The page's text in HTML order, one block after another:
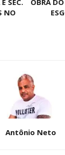
SEC.
NO
OBRA
Antônio Neto